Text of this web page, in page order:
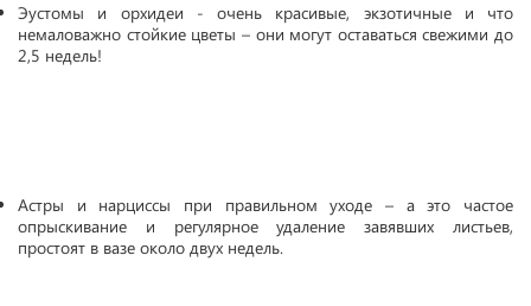
Эустомы и орхидеи - очень красивые, экзотичные и что
немаловажно стойкие цветы – они могут оставаться свежими до
2,5 недель!
Астры и нарциссы при правильном уходе – а это частое
опрыскивание и регулярное удаление завявших листьев,
простоят в вазе около двух недель.